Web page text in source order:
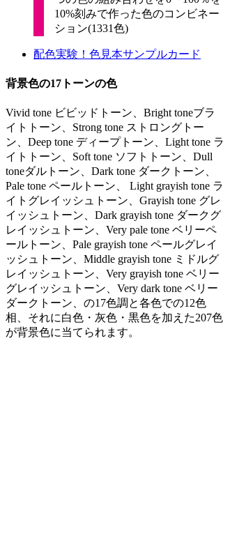
10%刻みで作った色のコンビネー
ション(1331色)
配色実験！色見本サンプルカード
背景色の17トーンの色
Vivid tone ビビッドトーン、Bright toneブラ
イトトーン、Strong tone ストロングトー
ン、Deep tone ディープトーン、Light tone ラ
イトトーン、Soft tone ソフトトーン、Dull
toneダルトーン、Dark tone ダークトーン、
Pale tone ペールトーン、 Light grayish tone ラ
イトグレイッシュトーン、Grayish tone グレ
イッシュトーン、Dark grayish tone ダークグ
レイッシュトーン、Very pale tone ベリーペ
ールトーン、Pale grayish tone ペールグレイ
ッシュトーン、Middle grayish tone ミドルグ
レイッシュトーン、Very grayish tone ベリー
グレイッシュトーン、Very dark tone ベリー
ダークトーン、の17色調と各色での12色
相、それに白色・灰色・黒色を加えた207色
が背景色に当てられます。